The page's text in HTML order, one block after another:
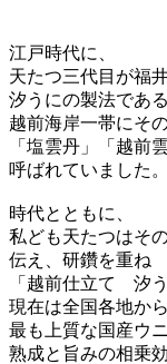
江戸時代に、
天たつ三代目が福
汐うにの製法であ
越前海岸一帯にそ
「塩雲丹」「越前
呼ばれていました。
時代とともに、
私ども天たつはそ
伝え、研鑽を重ね
「越前仕立て 汐
現在は全国各地か
最も上質な国産ウ
熟成と旨みの相乗